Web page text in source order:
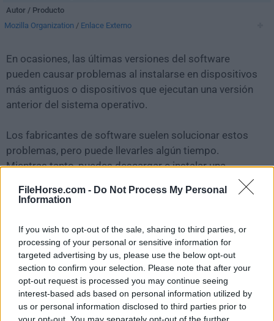
FileHorse.com - Do Not Process My Personal
Information
If you wish to opt-out of the sale, sharing to third parties, or
processing of your personal or sensitive information for
targeted advertising by us, please use the below opt-out
section to confirm your selection. Please note that after your
opt-out request is processed you may continue seeing
interest-based ads based on personal information utilized by
us or personal information disclosed to third parties prior to
your opt-out. You may separately opt-out of the further
Autor / Producto
Mozilla Organization / Enlace Externo
En ocasiones, las últimas versiones del software
pueden causar problemas al instalarse en dispositivos
más antiguos o dispositivos que ejecutan una versión
anterior del sistema operativo.
Los fabricantes de software suelen solucionar estos
problemas, pero puede llevarles algún tiempo.
Mientras tanto, puedes descargar e instalar una
reciente de Firefox (32-bit)o leer nuestra reseña,
simplemente hazclic aquí .
Todas las versiones antiguas distribuidas en nuestro
sitio web son completamente libres de virus y están
disponibles para su descarga sin costo alguno.